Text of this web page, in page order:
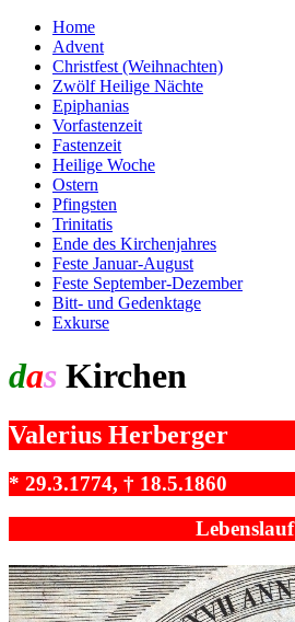
Home
Advent
Christfest (Weihnachten)
Zwölf Heilige Nächte
Epiphanias
Vorfastenzeit
Fastenzeit
Heilige Woche
Ostern
Pfingsten
Trinitatis
Ende des Kirchenjahres
Feste Januar-August
Feste September-Dezember
Bitt- und Gedenktage
Exkurse
das Kirchen
Valerius Herberger
* 29.3.1774, † 18.5.1860
Lebenslauf